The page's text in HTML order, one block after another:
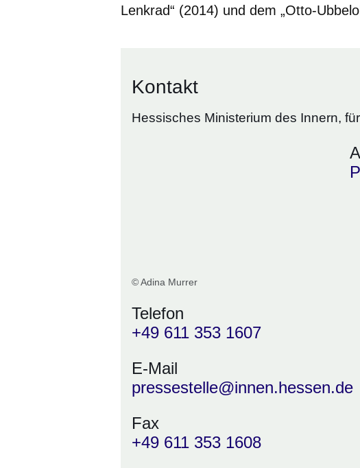
Lenkrad“ (2014) und dem „Otto-
Kontakt
Hessisches Ministerium des Innern,
© Adina Murrer
Telefon
+49 611 353 1607
E-Mail
pressestelle@innen.hessen.de
Fax
+49 611 353 1608